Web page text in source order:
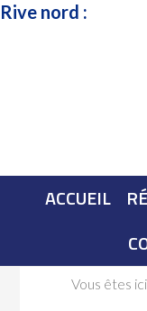
Rive nord :
ACCUEIL
Vous êtes